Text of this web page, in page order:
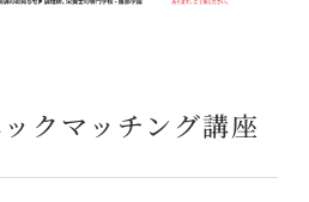
クマッチング講座